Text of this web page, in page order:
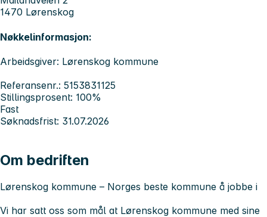
1470 Lørenskog
Nøkkelinformasjon:
Arbeidsgiver: Lørenskog kommune
Referansenr.: 5153831125
Stillingsprosent: 100%
Fast
Søknadsfrist: 31.07.2026
Om bedriften
Lørenskog kommune – Norges beste kommune å jobbe i
Vi har satt oss som mål at Lørenskog kommune med sine